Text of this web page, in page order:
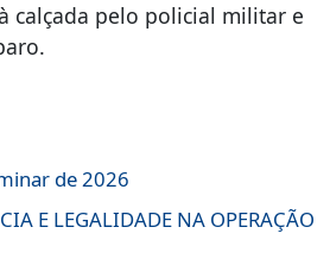
calçada pelo policial militar e
de 2026
E LEGALIDADE NA OPERAÇÃO